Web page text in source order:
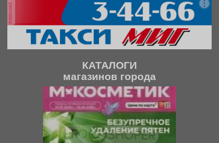
реклама
КАТАЛОГИ
магазинов города